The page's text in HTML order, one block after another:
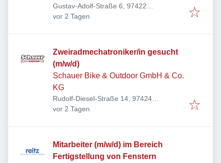
Gustav-Adolf-Straße 6, 97422
Schweinfurt, Deutschland
Veröffentlicht
vor 2 Tagen
Zweiradmechatroniker/in gesucht
(m/w/d)
Schauer Bike & Outdoor GmbH & Co.
KG
Rudolf-Diesel-Straße 14, 97424
Schweinfurt, Deutschland
Veröffentlicht
vor 2 Tagen
Mitarbeiter (m/w/d) im Bereich
Fertigstellung von Fenstern